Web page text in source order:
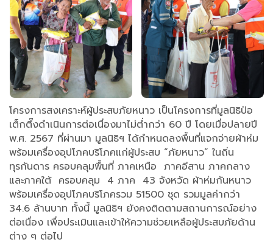
โครงการสงเคราะห์ผู้ประสบภัยหนาว เป็นโครงการที่มูลนิธิป่อ
เต็กตึ๊งดำเนินการต่อเนื่องมาไม่ต่ำกว่า 60 ปี โดยเมื่อปลายปี
พ.ศ. 2567 ที่ผ่านมา มูลนิธิฯ ได้กำหนดลงพื้นที่แจกจ่ายผ้าห่ม
พร้อมเครื่องอุปโภคบริโภคแก่ผู้ประสบ “ภัยหนาว” ในถิ่น
ทุรกันดาร ครอบคลุมพื้นที่ ภาคเหนือ ภาคอีสาน ภาคกลาง
และภาคใต้ ครอบคลุม 4 ภาค 43 จังหวัด ผ้าห่มกันหนาว
พร้อมเครื่องอุปโภคบริโภครวม 51500 ชุด รวมมูลค่ากว่า
34.6 ล้านบาท ทั้งนี้ มูลนิธิฯ ยังคงติดตามสถานการณ์อย่าง
ต่อเนื่อง เพื่อประเมินและเข้าให้ความช่วยเหลือผู้ประสบภัยด้าน
ต่าง ๆ ต่อไป